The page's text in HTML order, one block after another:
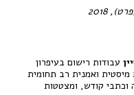
2018
עבודות רישום בעיפרון
ואמנית רב תחומית
וכתבי קודש, ומצטטות